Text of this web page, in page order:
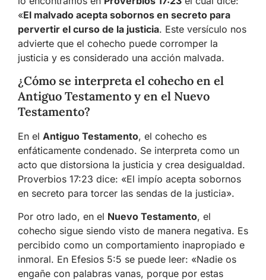
«El malvado acepta sobornos en secreto para
pervertir el curso de la justicia. Este versículo nos
advierte que el cohecho puede corromper la
justicia y es considerado una acción malvada.
¿Cómo se interpreta el cohecho en el
Antiguo Testamento y en el Nuevo
Testamento?
En el Antiguo Testamento, el cohecho es
enfáticamente condenado. Se interpreta como un
acto que distorsiona la justicia y crea desigualdad.
Proverbios 17:23 dice: «El impío acepta sobornos
en secreto para torcer las sendas de la justicia».
Por otro lado, en el Nuevo Testamento, el
cohecho sigue siendo visto de manera negativa. Es
percibido como un comportamiento inapropiado e
inmoral. En Efesios 5:5 se puede leer: «Nadie os
engañe con palabras vanas, porque por estas